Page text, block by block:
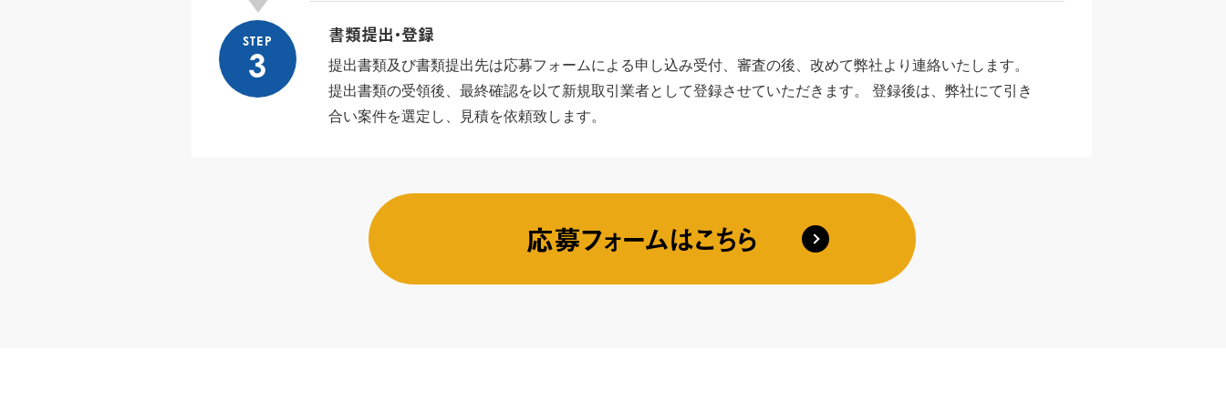
STEP
3
書類提出・登録
提出書類及び書類提出先は応募フォームによる申し込み受付、審査の後、改めて弊社より連絡いたします。
提出書類の受領後、最終確認を以て新規取引業者として登録させていただきます。 登録後は、弊社にて引き
合い案件を選定し、見積を依頼致します。
応募フォームはこちら